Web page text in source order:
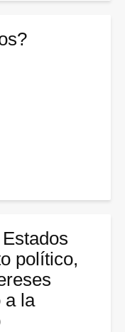
político,
a la